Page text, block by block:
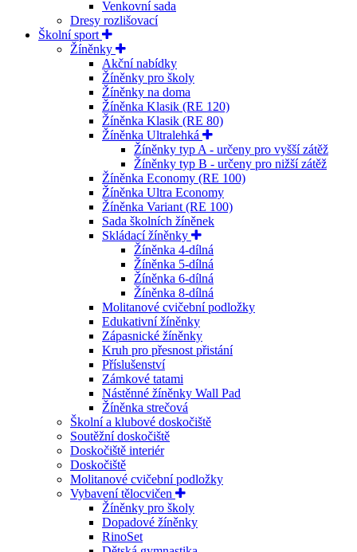
Venkovní sada
Dresy rozlišovací
Školní sport
Žíněnky
Akční nabídky
Žíněnky pro školy
Žíněnky na doma
Žíněnka Klasik (RE 120)
Žíněnka Klasik (RE 80)
Žíněnka Ultralehká
Žíněnky typ A - určeny pro vyšší zátěž
Žíněnky typ B - určeny pro nižší zátěž
Žíněnka Economy (RE 100)
Žíněnka Ultra Economy
Žíněnka Variant (RE 100)
Sada školních žíněnek
Skládací žíněnky
Žíněnka 4-dílná
Žíněnka 5-dílná
Žíněnka 6-dílná
Žíněnka 8-dílná
Molitanové cvičební podložky
Edukativní žíněnky
Zápasnické žíněnky
Kruh pro přesnost přistání
Příslušenství
Zámkové tatami
Nástěnné žíněnky Wall Pad
Žíněnka strečová
Školní a klubové doskočiště
Soutěžní doskočiště
Doskočiště interiér
Doskočiště
Molitanové cvičební podložky
Vybavení tělocvičen
Žíněnky pro školy
Dopadové žíněnky
RinoSet